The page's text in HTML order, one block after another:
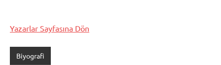
Yazarlar Sayfasına Dön
Biyografi